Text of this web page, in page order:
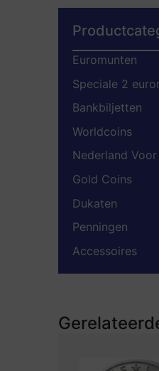
Euromunten
Speciale 2
Bankbiljetten
Worldcoins
Nederland
Gold Coins
Dukaten
Penningen
Accessoires